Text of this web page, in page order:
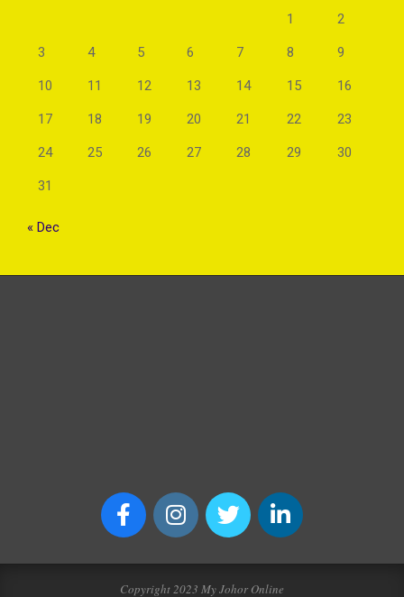
1 2
3 4 5 6 7 8 9
10 11 12 13 14 15 16
17 18 19 20 21 22 23
24 25 26 27 28 29 30
31
« Dec
Copyright 2023 My Johor Online